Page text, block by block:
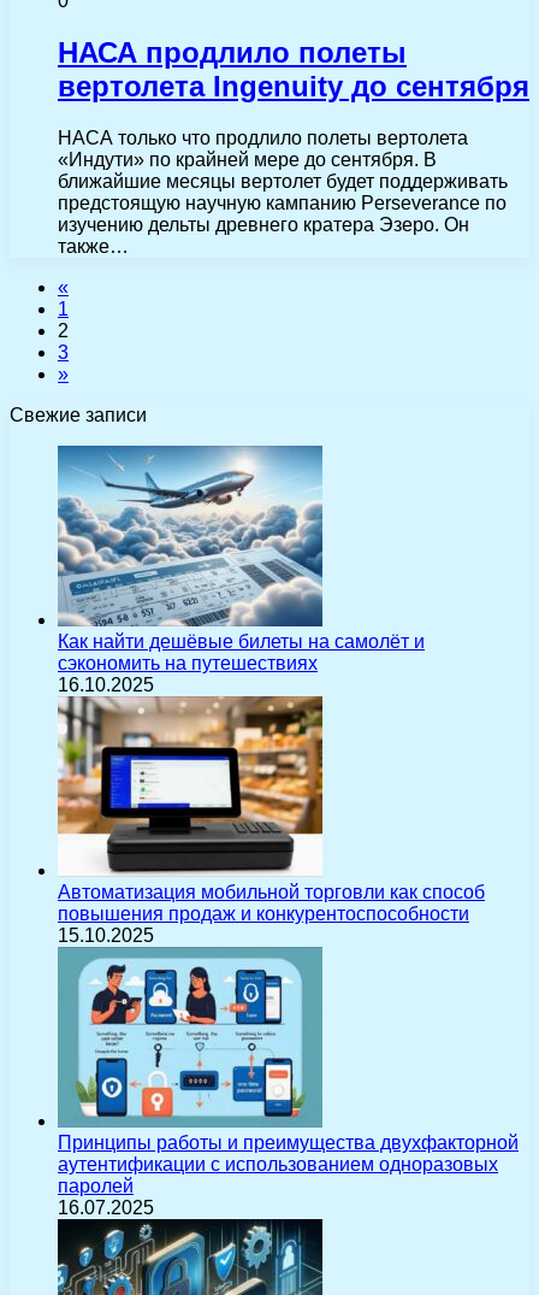
НАСА продлило полеты
вертолета Ingenuity до сентября
НАСА только что продлило полеты вертолета
«Индути» по крайней мере до сентября. В
ближайшие месяцы вертолет будет поддерживать
предстоящую научную кампанию Perseverance по
изучению дельты древнего кратера Эзеро. Он
также…
«
1
2
3
»
Свежие записи
Как найти дешёвые билеты на самолёт и
сэкономить на путешествиях
16.10.2025
Автоматизация мобильной торговли как способ
повышения продаж и конкурентоспособности
15.10.2025
Принципы работы и преимущества двухфакторной
аутентификации с использованием одноразовых
паролей
16.07.2025